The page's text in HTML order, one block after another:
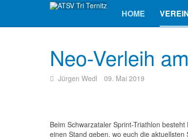
HOME
Neo-Verleih
Jürgen Wedl 09. Mai 2019
Beim Schwarzataler Sprint-Triathlon
einen Stand geben, wo euch die aktuellsten